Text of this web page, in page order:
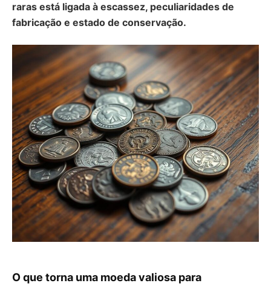
raras está ligada à escassez, peculiaridades de
fabricação e estado de conservação.
O que torna uma moeda valiosa para